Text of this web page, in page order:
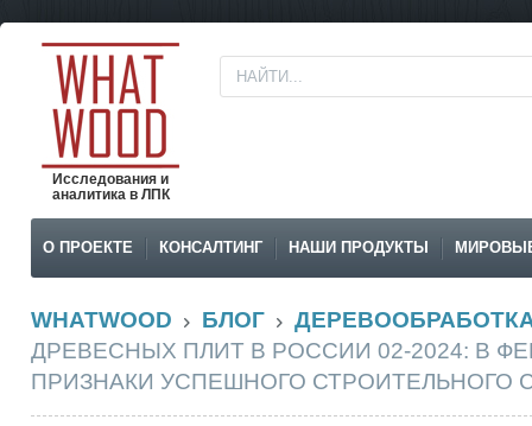
Исследования и
аналитика в ЛПК
О ПРОЕКТЕ КОНСАЛТИНГ НАШИ ПРОДУКТЫ
WHATWOOD БЛОГ
ДРЕВЕСНЫХ ПЛИТ В РОССИИ 02-2024: В
ПРИЗНАКИ УСПЕШНОГО СТРОИТЕЛЬНОГО